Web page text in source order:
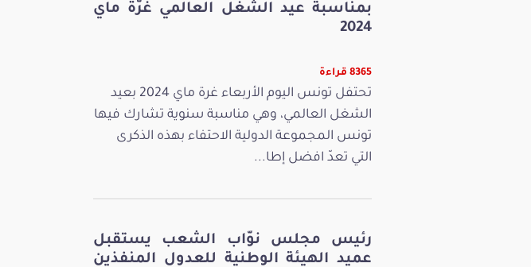
بمناسبة عيد الشغل العالمي غرّة ماي
2024
8365 قراءة
تحتفل تونس اليوم الأربعاء غرة ماي 2024 بعيد
الشغل العالمي، وهي مناسبة سنوية تشارك فيها
تونس المجموعة الدولية الاحتفاء بهذه الذكرى
التي تعدّ افضل إطا...
رئيس مجلس نوّاب الشعب يستقبل
عميد الهيئة الوطنية للعدول المنفذين